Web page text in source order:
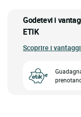
Godetevi i
ETIK
Scoprire i vantaggi